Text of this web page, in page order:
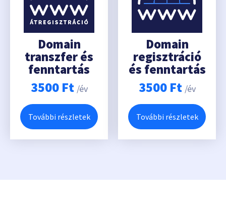
Domain
transzfer és
fenntartás
3500 Ft /év
További részletek
Domain
regisztráció
és fenntartás
3500 Ft /év
További részletek